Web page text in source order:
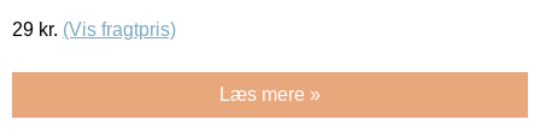
29 kr. (Vis fragtpris)
Læs mere »